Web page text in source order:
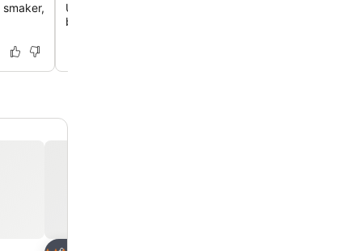
Upplev en bekväm vistelse i välutrustade stugor med
badrum, ett kök och ett vardagsrum – perfekt för dig